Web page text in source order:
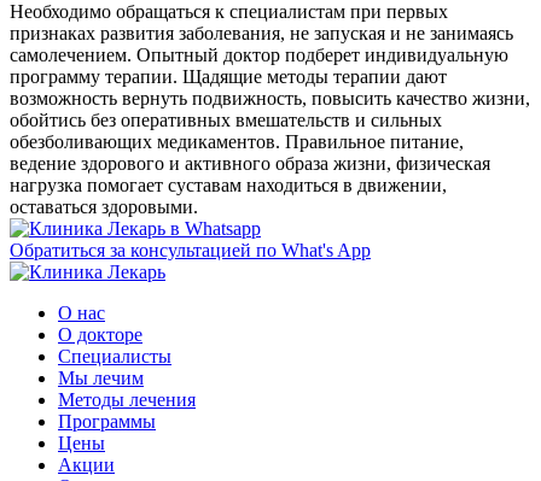
Необходимо обращаться к специалистам при первых
признаках развития заболевания, не запуская и не занимаясь
самолечением. Опытный доктор подберет индивидуальную
программу терапии. Щадящие методы терапии дают
возможность вернуть подвижность, повысить качество жизни,
обойтись без оперативных вмешательств и сильных
обезболивающих медикаментов. Правильное питание,
ведение здорового и активного образа жизни, физическая
нагрузка помогает суставам находиться в движении,
оставаться здоровыми.
Обратиться за консультацией по What's App
О нас
О докторе
Специалисты
Мы лечим
Методы лечения
Программы
Цены
Акции